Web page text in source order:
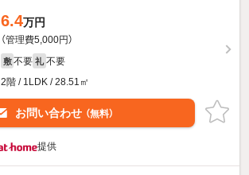
6.4万円
（管理費5,000円）
敷 不要 礼 不要
2階 / 1LDK / 28.51㎡
お問い合わせ （無料）
提供